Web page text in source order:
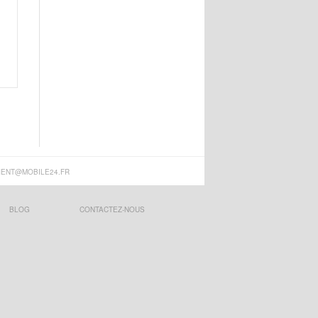
BLOG CONTACTEZ-NOUS